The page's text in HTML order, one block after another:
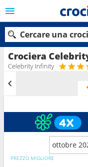
Celebrity Infinity
ottobre
PREZZO MIGLIORE
Cercare una
Le nostre
Mesi di partenza
Porti